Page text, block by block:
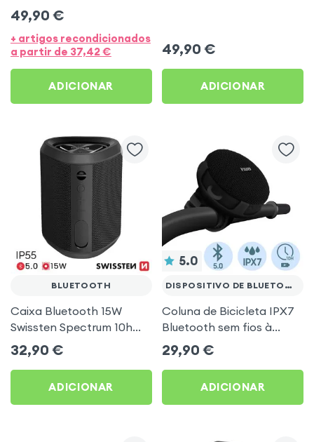
Rosa
49,90 €
+ artigos recondicionados
a partir de 37,42€
ADICIONAR
49,90 €
ADICIONAR
BLUETOOTH
Caixa Bluetooth 15W
Swissten Spectrum 10h
bateria IP55 - Preto
32,90 €
ADICIONAR
5.0
DISPOSITIVO DE BLUETOOTH
Coluna de Bicicleta IPX7
Bluetooth sem fios à
prova de água de
Desporto - Preto
29,90 €
ADICIONAR